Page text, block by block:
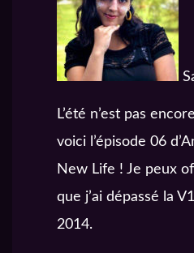
L’été n’est pas
voici l’épisode 06
New Life ! Je peux
que j’ai dépassé la
2014.